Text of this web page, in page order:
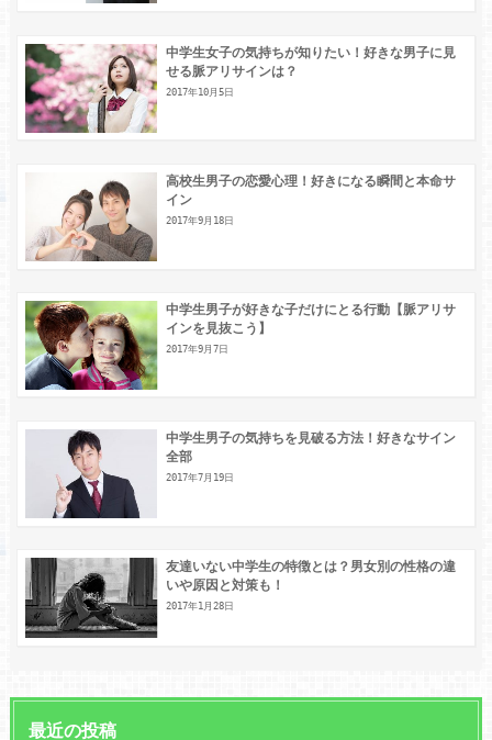
中学生女子の気持ちが知りたい！好きな男子に見
せる脈アリサインは？
2017年10月5日
高校生男子の恋愛心理！好きになる瞬間と本命サ
イン
2017年9月18日
中学生男子が好きな子だけにとる行動【脈アリサ
インを見抜こう】
2017年9月7日
中学生男子の気持ちを見破る方法！好きなサイン
全部
2017年7月19日
友達いない中学生の特徴とは？男女別の性格の違
いや原因と対策も！
2017年1月28日
最近の投稿